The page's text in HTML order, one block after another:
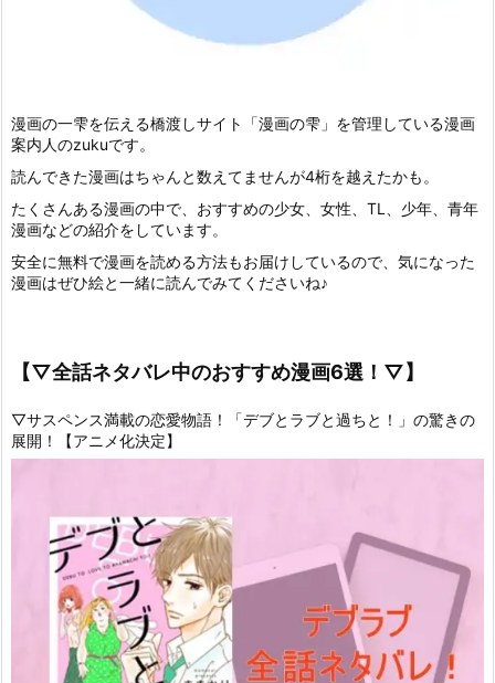
漫画の一雫を伝える橋渡しサイト「漫画の雫」を管理している漫画
案内人のzukuです。
読んできた漫画はちゃんと数えてませんが4桁を越えたかも。
たくさんある漫画の中で、おすすめの少女、女性、TL、少年、青年
漫画などの紹介をしています。
安全に無料で漫画を読める方法もお届けしているので、気になった
漫画はぜひ絵と一緒に読んでみてくださいね♪
【▽全話ネタバレ中のおすすめ漫画6選！▽】
▽サスペンス満載の恋愛物語！「デブとラブと過ちと！」の驚きの
展開！【アニメ化決定】